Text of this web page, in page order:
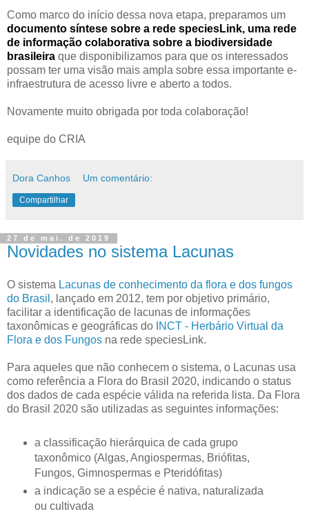
Como marco do início dessa nova etapa, preparamos um
documento síntese sobre a rede speciesLink, uma rede
de informação colaborativa sobre a biodiversidade
brasileira que disponibilizamos para que os interessados
possam ter uma visão mais ampla sobre essa importante e-
infraestrutura de acesso livre e aberto a todos.
Novamente muito obrigada por toda colaboração!
equipe do CRIA
Dora Canhos Um comentário:
Compartilhar
27 de mai. de 2019
Novidades no sistema Lacunas
O sistema Lacunas de conhecimento da flora e dos fungos
do Brasil , lançado em 2012, tem por objetivo primário,
facilitar a identificação de lacunas de informações
taxonômicas e geográficas do INCT - Herbário Virtual da
Flora e dos Fungos na rede speciesLink.
Para aqueles que não conhecem o sistema, o Lacunas usa
como referência a Flora do Brasil 2020, indicando o status
dos dados de cada espécie válida na referida lista. Da Flora
do Brasil 2020 são utilizadas as seguintes informações:
a classificação hierárquica de cada grupo
taxonômico (Algas, Angiospermas, Briófitas,
Fungos, Gimnospermas e Pteridófitas)
a indicação se a espécie é nativa, naturalizada
ou cultivada